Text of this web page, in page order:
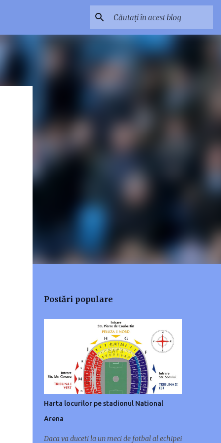
Postări populare
Harta locurilor pe stadionul National
Arena
Daca va duceti la un meci de fotbal al echipei